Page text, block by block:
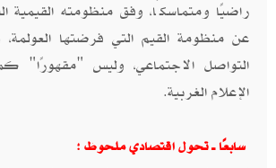
راضيًا ومتماسكًا، وفق منظومته القيمية
عن منظومة القيم التي فرضتها
التواصل الاجتماعي، وليس "مقهورًا"
الإعلام الغربية.
سابعًا ــ تحول اقتصادي ملحوظ :